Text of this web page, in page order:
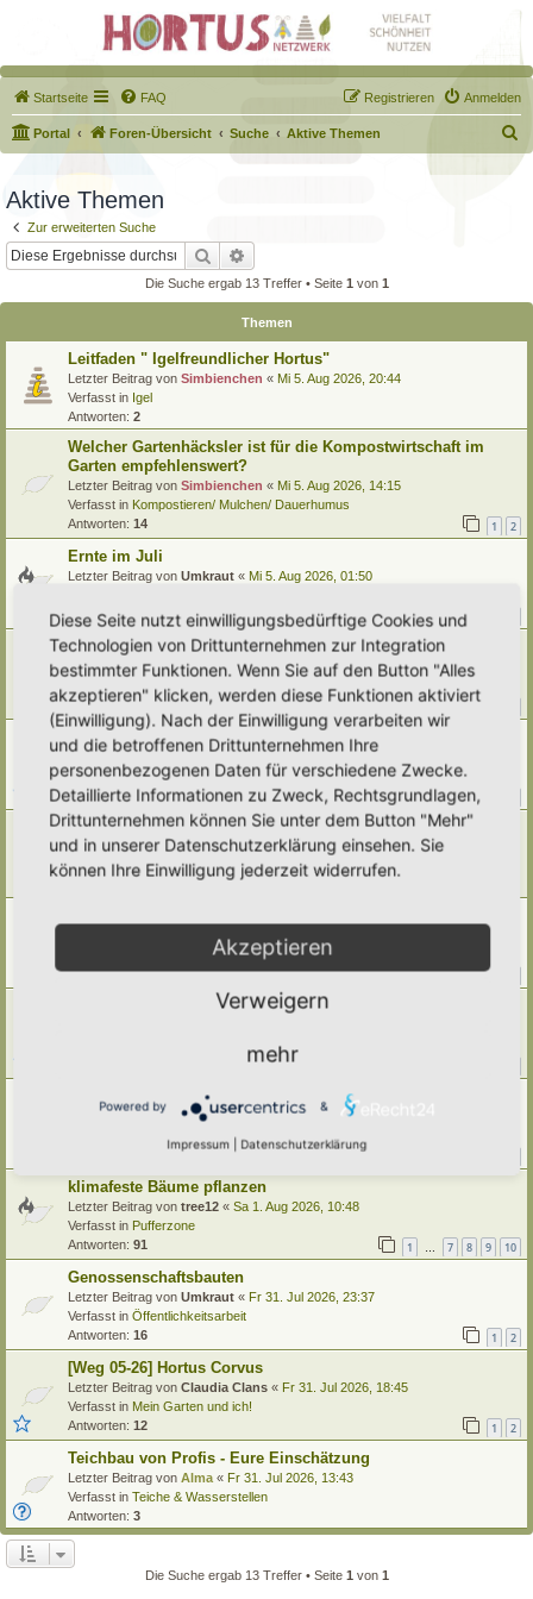
Startseite FAQ Anmelden
Registrieren
Portal Foren-Übersicht Suche Aktive Themen
u
Aktive Themen
Zur erweiterten Suche
Suche
Die Suche ergab 13 Treffer • Seite 1 von 1
Themen
Leitfaden " Igelfreundlicher Hortus"
Letzter Beitrag von Simbienchen « Mi 5. Aug 2026, 20:44
Verfasst in Igel
Antworten: 2
Welcher Gartenhäcksler ist für die Kompostwirtschaft im
Garten empfehlenswert?
Letzter Beitrag von Simbienchen « Mi 5. Aug 2026, 14:15
Verfasst in Kompostieren/ Mulchen/ Dauerhumus
Antworten: 14 1 2
Ernte im Juli
Letzter Beitrag von Umkraut « Mi 5. Aug 2026, 01:50
Antworten: 40 1 2
[Weg 10-20] Trees schattiger Waldgarten mit Teich
Letzter Beitrag vonGrevenstein«Di 4. Aug 2026, 16:13
Verfasst in
Mein Garten und ich!
Antworten:376 1 35 36 37
[Weg 09-25] Hortus Poco Loco
Verfasst inMein Garten und ich!
Antworten:
205 1 … 18 19 20
Hortus Praeludium
Letzter Beitrag vonHoPrae«Mo 3. Aug 2026, 15:41
Verfasst inEingetragener Hortus - Mein Hortus und ich!
Mo 3. Aug 2026, 09:43
Umwelt, Klimawandel, Natur
Antworten:144 1 12 13 14
[Weg 11-24] Hortus Fragaria entsteht
Käfer im Hortus
Letzter Beitrag von tree12«Sa 1. Aug 2026, 15:13
klimafeste Bäume pflanzen
Letzter Beitrag von tree12 « Sa 1. Aug 2026, 10:48
Verfasst in Pufferzone
Antworten: 91 1 … 7 8 9 10
Genossenschaftsbauten
Letzter Beitrag von Umkraut « Fr 31. Jul 2026, 23:37
Verfasst in Öffentlichkeitsarbeit
Antworten: 16 1 2
[Weg 05-26] Hortus Corvus
Letzter Beitrag von Claudia Clans « Fr 31. Jul 2026, 18:45
Verfasst in Mein Garten und ich!
Antworten: 12 1 2
Teichbau von Profis - Eure Einschätzung
Letzter Beitrag von Alma « Fr 31. Jul 2026, 13:43
Verfasst in Teiche & Wasserstellen
Antworten: 3
Die Suche ergab 13 Treffer • Seite 1 von 1
Diese Seite nutzt einwilligungsbedürftige Cookies und
Technologien von Drittunternehmen zur Integration
bestimmter Funktionen. Wenn Sie auf den Button "Alles
akzeptieren" klicken, werden diese Funktionen aktiviert
(Einwilligung). Nach der Einwilligung verarbeiten wir
und die betroffenen Drittunternehmen Ihre
personenbezogenen Daten für verschiedene Zwecke.
Detaillierte Informationen zu Zweck, Rechtsgrundlagen,
Drittunternehmen können Sie unter dem Button "Mehr"
und in unserer Datenschutzerklärung einsehen. Sie
können Ihre Einwilligung jederzeit widerrufen.
Akzeptieren
Verweigern
mehr
Powered by &
Impressum Datenschutzerklärung